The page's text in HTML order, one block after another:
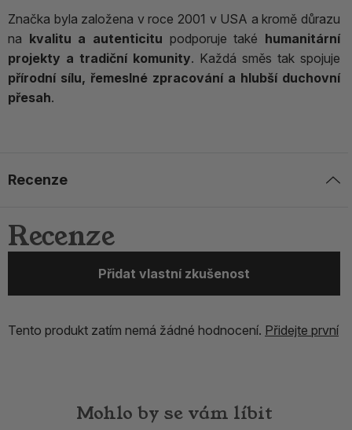
Značka byla založena v roce 2001 v USA a kromě důrazu
na kvalitu a autenticitu podporuje také humanitární
projekty a tradiční komunity. Každá směs tak spojuje
přírodní sílu, řemeslné zpracování a hlubší duchovní
přesah.
Recenze
Recenze
Přidat vlastní zkušenost
Tento produkt zatím nemá žádné hodnocení. Přidejte první
Mohlo by se vám líbit